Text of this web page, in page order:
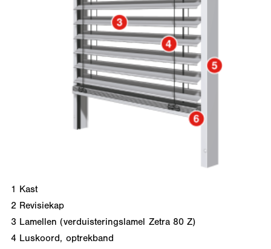
1 Kast
2 Revisiekap
3 Lamellen (verduisteringslamel Zetra 80 Z)
4 Luskoord, optrekband